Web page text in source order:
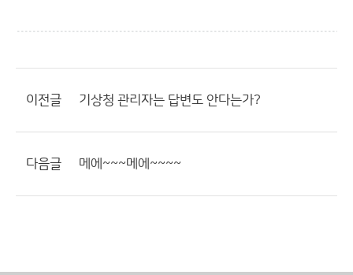
이전글 기상청 관리자는 답변도 안다는가?
다음글 메에~~~메에~~~~